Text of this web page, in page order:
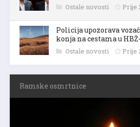
Ostale novosti Prije
Policija upozorava
konja na cestama u
Ostale novosti Prije
Ramske osmrtnice